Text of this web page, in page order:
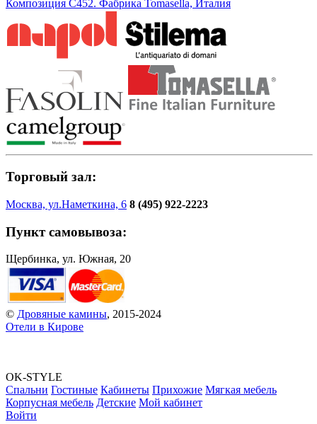
Композиция C452. Фабрика Tomasella, Италия
Торговый зал:
Москва, ул.Наметкина, 6 8 (495) 922-2223
Пункт самовывоза:
Щербинка, ул. Южная, 20
© Дровяные камины, 2015-2024
Отели в Кирове
OK-STYLE
Спальни Гостиные Кабинеты Прихожие Мягкая мебель
Корпусная мебель Детские Мой кабинет
Войти